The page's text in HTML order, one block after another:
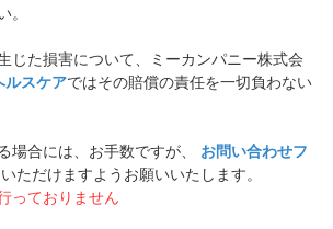
。
じた損害について、ミーカンパニー株式会
ルスケアではその賠償の責任を一切負わない
場合には、お手数ですが、 お問い合わせフ
ただけますようお願いいたします。
っておりません